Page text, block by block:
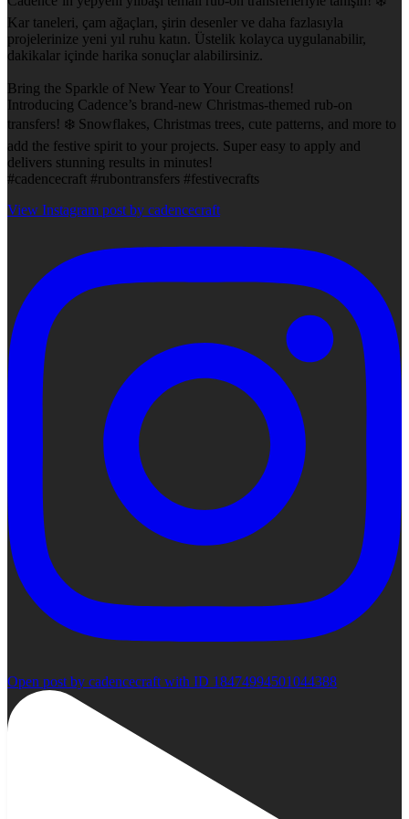
Kar taneleri, çam ağaçları, şirin desenler ve daha fazlasıyla
projelerinize yeni yıl ruhu katın. Üstelik kolayca uygulanabilir,
dakikalar içinde harika sonuçlar alabilirsiniz.
Bring the Sparkle of New Year to Your Creations!
Introducing Cadence’s brand-new Christmas-themed rub-on
transfers! ❄️ Snowflakes, Christmas trees, cute patterns, and more to
add the festive spirit to your projects. Super easy to apply and
delivers stunning results in minutes!
#cadencecraft #rubontransfers #festivecrafts
View Instagram post by cadencecraft
Open post by cadencecraft with ID 18474994501044388